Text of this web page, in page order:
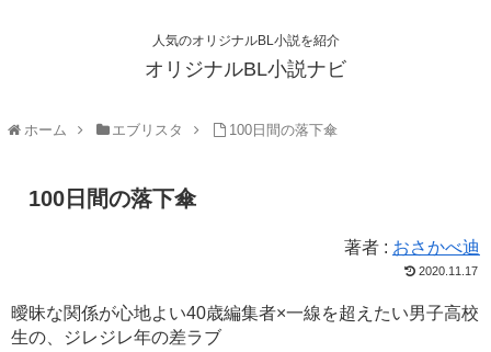
人気のオリジナルBL小説を紹介
オリジナルBL小説ナビ
ホーム エブリスタ 100日間の落下傘
100日間の落下傘
著者 : おさかべ迪
2020.11.17
曖昧な関係が心地よい40歳編集者×一線を超えたい男子高校
生の、ジレジレ年の差ラブ